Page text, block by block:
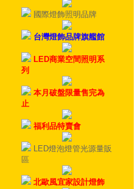
國際燈飾照明品牌
台灣燈飾品牌旗艦館
LED商業空間照明系
列
本月破盤限量售完為
止
福利品特賣會
LED燈泡燈管光源量販
區
北歐風宜家設計燈飾